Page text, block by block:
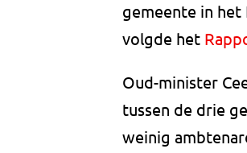
gemeente in het
volgde het
Oud-minister
tussen de drie
weinig